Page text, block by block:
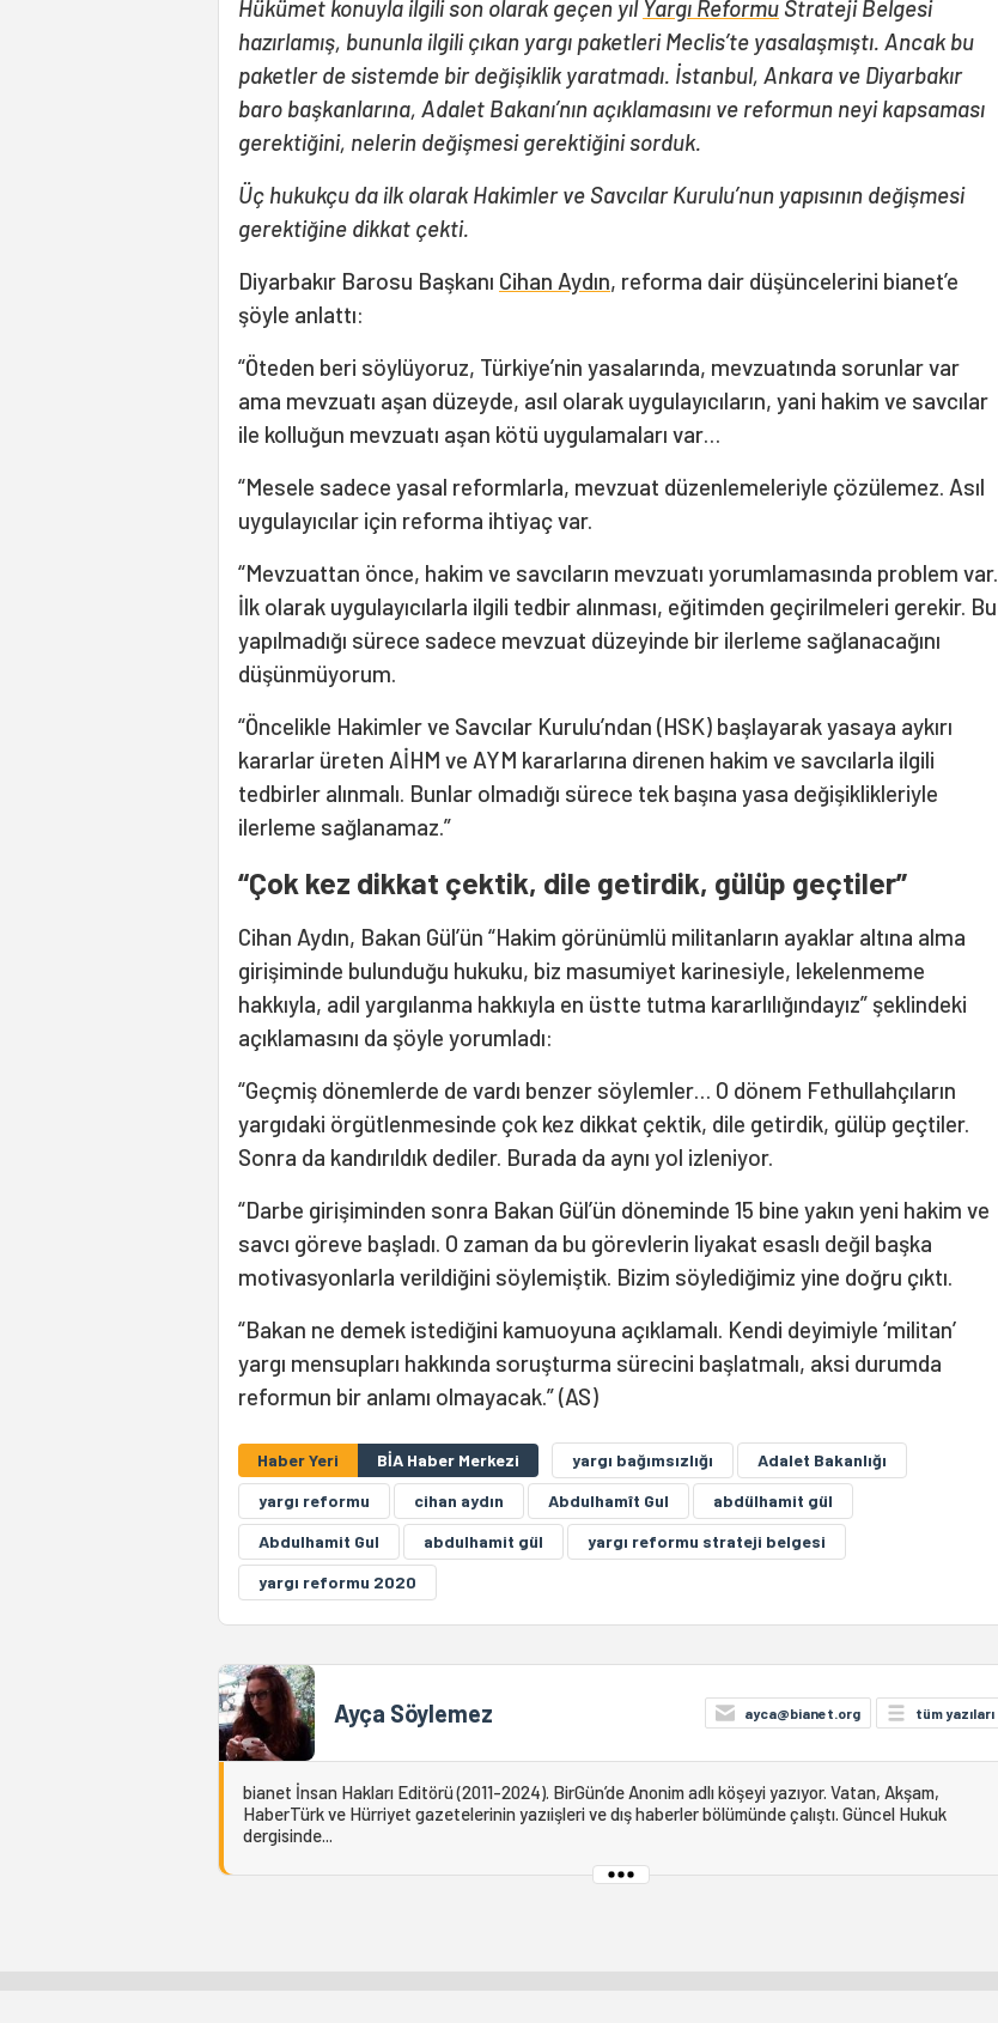
Hükümet konuyla ilgili son olarak geçen yıl Yargı Reformu Strateji Belgesi
hazırlamış, bununla ilgili çıkan yargı paketleri Meclis’te yasalaşmıştı. Ancak bu
paketler de sistemde bir değişiklik yaratmadı. İstanbul, Ankara ve Diyarbakır
baro başkanlarına, Adalet Bakanı’nın açıklamasını ve reformun neyi kapsaması
gerektiğini, nelerin değişmesi gerektiğini sorduk.
Üç hukukçu da ilk olarak Hakimler ve Savcılar Kurulu’nun yapısının değişmesi
gerektiğine dikkat çekti.
Diyarbakır Barosu Başkanı Cihan Aydın, reforma dair düşüncelerini bianet’e
şöyle anlattı:
“Öteden beri söylüyoruz, Türkiye’nin yasalarında, mevzuatında sorunlar var
ama mevzuatı aşan düzeyde, asıl olarak uygulayıcıların, yani hakim ve savcılar
ile kolluğun mevzuatı aşan kötü uygulamaları var…
“Mesele sadece yasal reformlarla, mevzuat düzenlemeleriyle çözülemez. Asıl
uygulayıcılar için reforma ihtiyaç var.
“Mevzuattan önce, hakim ve savcıların mevzuatı yorumlamasında problem var.
İlk olarak uygulayıcılarla ilgili tedbir alınması, eğitimden geçirilmeleri gerekir. Bu
yapılmadığı sürece sadece mevzuat düzeyinde bir ilerleme sağlanacağını
düşünmüyorum.
“Öncelikle Hakimler ve Savcılar Kurulu’ndan (HSK) başlayarak yasaya aykırı
kararlar üreten AİHM ve AYM kararlarına direnen hakim ve savcılarla ilgili
tedbirler alınmalı. Bunlar olmadığı sürece tek başına yasa değişiklikleriyle
ilerleme sağlanamaz.”
“Çok kez dikkat çektik, dile getirdik, gülüp geçtiler”
Cihan Aydın, Bakan Gül’ün “Hakim görünümlü militanların ayaklar altına alma
girişiminde bulunduğu hukuku, biz masumiyet karinesiyle, lekelenmeme
hakkıyla, adil yargılanma hakkıyla en üstte tutma kararlılığındayız” şeklindeki
açıklamasını da şöyle yorumladı:
“Geçmiş dönemlerde de vardı benzer söylemler… O dönem Fethullahçıların
yargıdaki örgütlenmesinde çok kez dikkat çektik, dile getirdik, gülüp geçtiler.
Sonra da kandırıldık dediler. Burada da aynı yol izleniyor.
“Darbe girişiminden sonra Bakan Gül’ün döneminde 15 bine yakın yeni hakim ve
savcı göreve başladı. O zaman da bu görevlerin liyakat esaslı değil başka
motivasyonlarla verildiğini söylemiştik. Bizim söylediğimiz yine doğru çıktı.
“Bakan ne demek istediğini kamuoyuna açıklamalı. Kendi deyimiyle ‘militan’
yargı mensupları hakkında soruşturma sürecini başlatmalı, aksi durumda
reformun bir anlamı olmayacak.” (AS)
Haber Yeri BİA Haber Merkezi yargı bağımsızlığı
Adalet Bakanlığı
yargı reformu
cihan aydın Abdulhamît Gul
abdülhamit gül
Abdulhamit Gul
abdulhamit gül
yargı reformu strateji belgesi
yargı reformu 2020
Ayça Söylemez ayca@bianet.org tüm yazıları
bianet İnsan Hakları Editörü (2011-2024). BirGün’de Anonim adlı köşeyi yazıyor. Vatan, Akşam,
HaberTürk ve Hürriyet gazetelerinin yazıişleri ve dış haberler bölümünde çalıştı. Güncel Hukuk
dergisinde...